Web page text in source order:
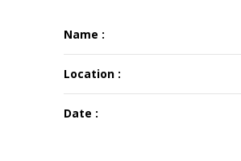
Name :
Location :
Date :